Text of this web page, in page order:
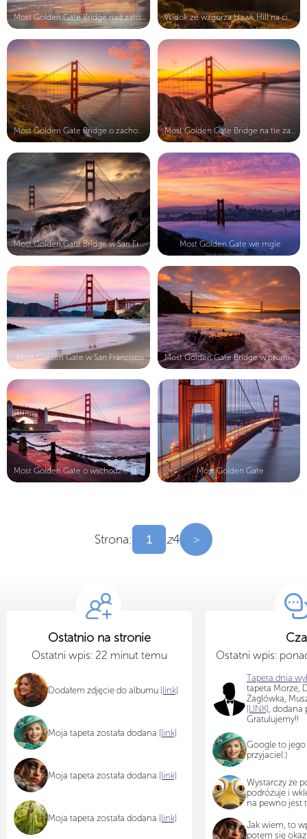
Most Golden Gate Bridge nad zatoką ...
Most Golden Gate Bridge o zachodzie... Most Golden Gate Bridge na tle zach...
Most Golden Gate Bridge w San Franc... Most Golden Gate we mgle
Most Golden Gate w San Francisco Most Golden Gate Bridge w promienia...
Most Golden Gate o wschodzie słońca Most Golden Gate
Strona: z4 >
Ostatnio na stronie
Ostatni wpis: 22 minut temu
Dodałem zdjęcie do albumu [link]
Moja tapeta została dodana [link]
Moja tapeta została dodana [link]
Moja tapeta została dodana [link]
Ostatni wpis:
Tapeta dnia
tapeta Morze,
Żaglówka,
[LINK] , dodana
Gratulujemy!!
Google to jego
przyjaciel:)
Wystarczy że
podróżuje i
na pewno jest
Jak wiem, to
potem się